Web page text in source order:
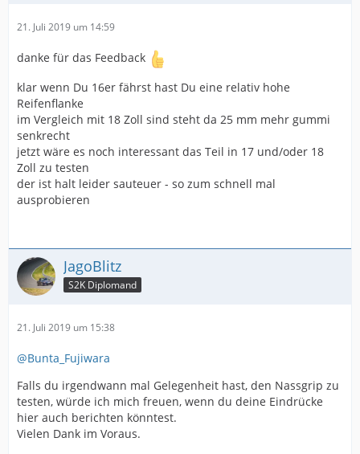
21. Juli 2019 um 14:59
danke für das Feedback
klar wenn Du 16er fährst hast Du eine relativ hohe
Reifenflanke
im Vergleich mit 18 Zoll sind steht da 25 mm mehr gummi
senkrecht
jetzt wäre es noch interessant das Teil in 17 und/oder 18
Zoll zu testen
der ist halt leider sauteuer - so zum schnell mal
ausprobieren
JagoBlitz
S2K Diplomand
21. Juli 2019 um 15:38
@Bunta_Fujiwara
Falls du irgendwann mal Gelegenheit hast, den Nassgrip zu
testen, würde ich mich freuen, wenn du deine Eindrücke
hier auch berichten könntest.
Vielen Dank im Voraus.